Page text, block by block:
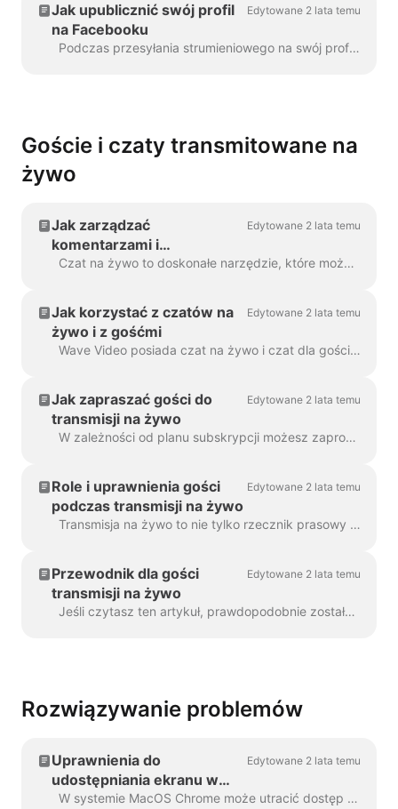
Jak upublicznić swój profil
na Facebooku
Edytowane 2 lata temu
Podczas przesyłania strumieniowego na swój profil na Facebooku możesz zauważyć, że komentarze widzów nie pojawiają się na czacie na żywo Wave.video. Dzieje się tak, ponieważ Face...
Goście i czaty transmitowane na
żywo
Jak zarządzać
komentarzami i
odpowiedziami
Edytowane 2 lata temu
Czat na żywo to doskonałe narzędzie, które może pomóc w łatwym zaangażowaniu odbiorców podczas transmisji wielostrumieniowej. Pokazuje wszystkie odpowiedzi z każdego miejsca doceloweg...
Jak korzystać z czatów na
żywo i z gośćmi
Edytowane 2 lata temu
Wave Video posiada czat na żywo i czat dla gości, które służą różnym celom. Czat na żywo pokazuje wszystkie wiadomości od widzów z różnych miejsc docelowych podczas...
Jak zapraszać gości do
transmisji na żywo
Edytowane 2 lata temu
W zależności od planu subskrypcji możesz zaprosić do 12 osób, aby dołączyły do Twojej transmisji. Proces zapraszania jest tak prosty, jak kopiowanie/wklejanie linku. On...
Role i uprawnienia gości
podczas transmisji na żywo
Edytowane 2 lata temu
Transmisja na żywo to nie tylko rzecznik prasowy i przekazywanie wartościowych treści. Aby stworzyć angażujące i atrakcyjne wizualnie wydarzenie wideo na żywo, należy...
Przewodnik dla gości
transmisji na żywo
Edytowane 2 lata temu
Jeśli czytasz ten artykuł, prawdopodobnie zostałeś zaproszony do udziału w transmisji obsługiwanej przez Wave.video. Gratulacje! Aby zapewnić najlepszą ...
Rozwiązywanie problemów
Uprawnienia do
udostępniania ekranu w
systemie macOS
Edytowane 2 lata temu
W systemie MacOS Chrome może utracić dostęp do udostępniania ekranu. Jeśli tak się stanie, wykonaj następujące kroki, aby przywrócić dostęp: Otwórz Preferencje systemowe i...